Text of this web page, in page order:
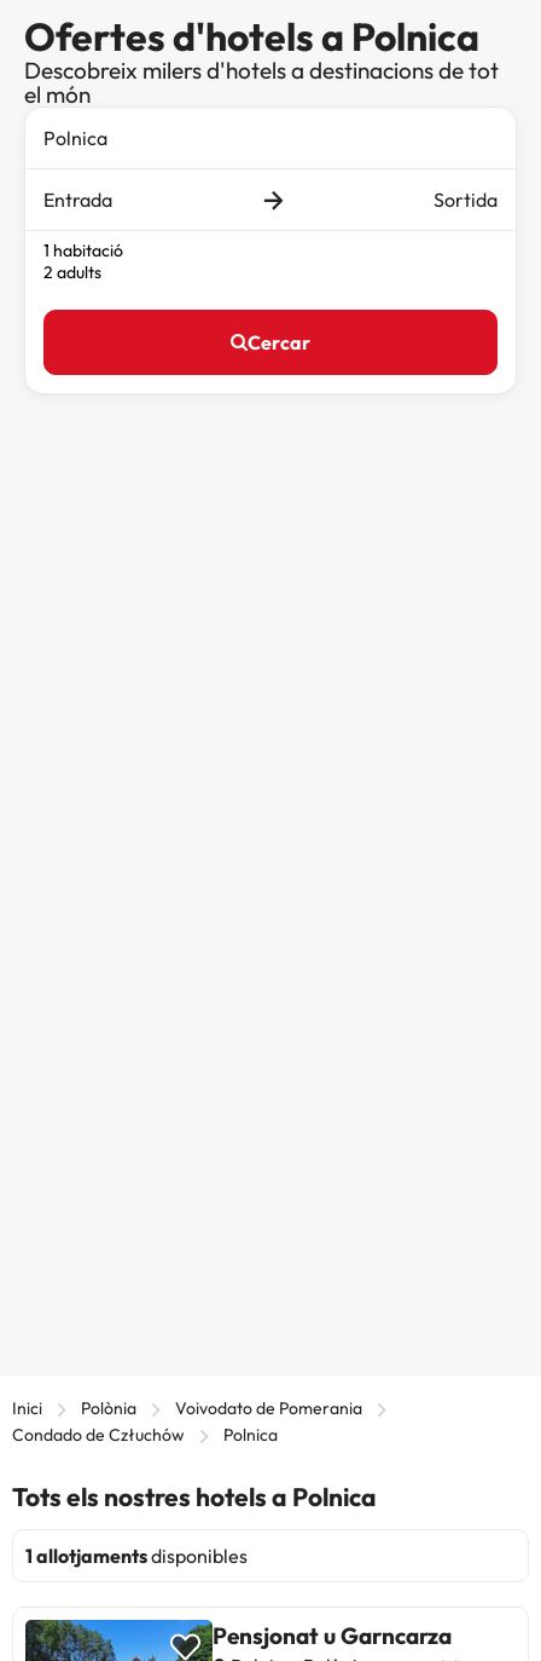
Ofertes d'hotels a Polnica
Descobreix milers d'hotels a destinacions de tot
el món
Entrada Sortida
1 habitació
2 adults
Cercar
Inici Polònia
Voivodato de Pomerania
Condado de Człuchów
Polnica
Tots els nostres hotels a Polnica
1 allotjamentsdisponibles
Pensjonat u Garncarza